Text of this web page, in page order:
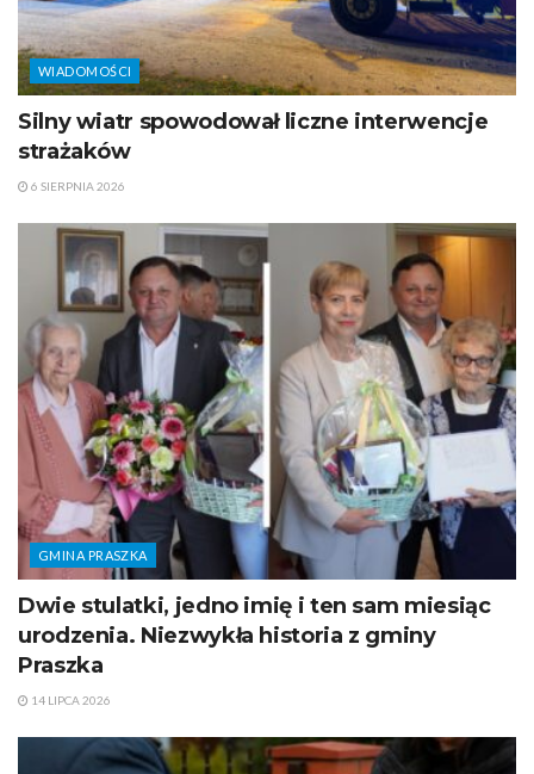
WIADOMOŚCI
Silny wiatr spowodował liczne interwencje
strażaków
6 SIERPNIA 2026
GMINA PRASZKA
Dwie stulatki, jedno imię i ten sam miesiąc
urodzenia. Niezwykła historia z gminy
Praszka
14 LIPCA 2026